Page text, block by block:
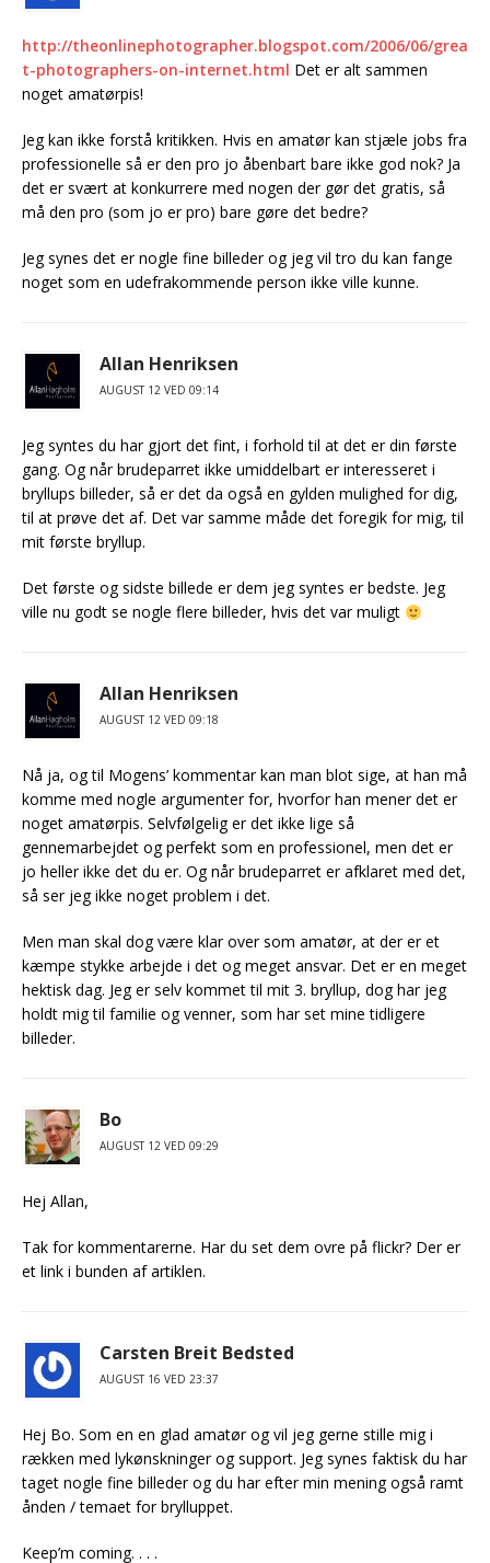
http://theonlinephotographer.blogspot.com/2006/06/grea
t-photographers-on-internet.html Det er alt sammen
noget amatørpis!
Jeg kan ikke forstå kritikken. Hvis en amatør kan stjæle jobs fra
professionelle så er den pro jo åbenbart bare ikke god nok? Ja
det er svært at konkurrere med nogen der gør det gratis, så
må den pro (som jo er pro) bare gøre det bedre?
Jeg synes det er nogle fine billeder og jeg vil tro du kan fange
noget som en udefrakommende person ikke ville kunne.
Allan Henriksen
AUGUST 12 VED 09:14
Jeg syntes du har gjort det fint, i forhold til at det er din første
gang. Og når brudeparret ikke umiddelbart er interesseret i
bryllups billeder, så er det da også en gylden mulighed for dig,
til at prøve det af. Det var samme måde det foregik for mig, til
mit første bryllup.
Det første og sidste billede er dem jeg syntes er bedste. Jeg
ville nu godt se nogle flere billeder, hvis det var muligt
Allan Henriksen
AUGUST 12 VED 09:18
Nå ja, og til Mogens’ kommentar kan man blot sige, at han må
komme med nogle argumenter for, hvorfor han mener det er
noget amatørpis. Selvfølgelig er det ikke lige så
gennemarbejdet og perfekt som en professionel, men det er
jo heller ikke det du er. Og når brudeparret er afklaret med det,
så ser jeg ikke noget problem i det.
Men man skal dog være klar over som amatør, at der er et
kæmpe stykke arbejde i det og meget ansvar. Det er en meget
hektisk dag. Jeg er selv kommet til mit 3. bryllup, dog har jeg
holdt mig til familie og venner, som har set mine tidligere
billeder.
Bo
AUGUST 12 VED 09:29
Hej Allan,
Tak for kommentarerne. Har du set dem ovre på flickr? Der er
et link i bunden af artiklen.
Carsten Breit Bedsted
AUGUST 16 VED 23:37
Hej Bo. Som en en glad amatør og vil jeg gerne stille mig i
rækken med lykønskninger og support. Jeg synes faktisk du har
taget nogle fine billeder og du har efter min mening også ramt
ånden / temaet for brylluppet.
Keep’m coming. . . .